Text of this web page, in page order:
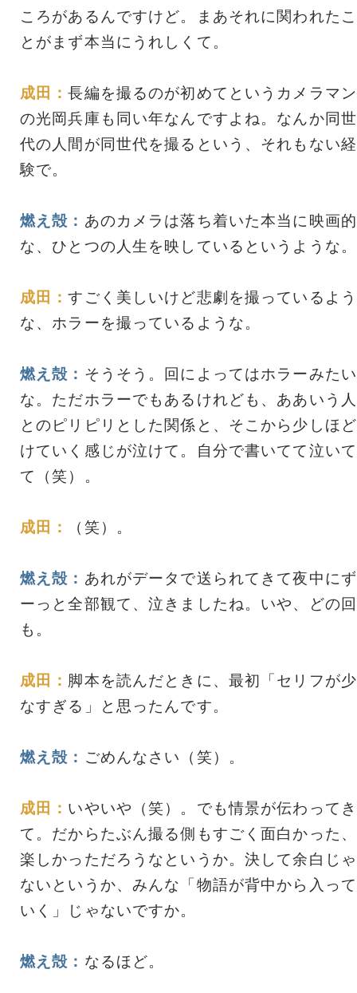
ころがあるんですけど。まあそれに関われたこ
とがまず本当にうれしくて。
成田：長編を撮るのが初めてというカメラマン
の光岡兵庫も同い年なんですよね。なんか同世
代の人間が同世代を撮るという、それもない経
験で。
燃え殻： あのカメラは落ち着いた本当に映画的
な、ひとつの人生を映しているというような。
成田：すごく美しいけど悲劇を撮っているよう
な、ホラーを撮っているような。
燃え殻： そうそう。回によってはホラーみたい
な。ただホラーでもあるけれども、ああいう人
とのピリピリとした関係と、そこから少しほど
けていく感じが泣けて。自分で書いてて泣いて
て（笑）。
成田： （笑）。
燃え殻： あれがデータで送られてきて夜中にず
ーっと全部観て、泣きましたね。いや、どの回
も。
成田： 脚本を読んだときに、最初「セリフが少
なすぎる」と思ったんです。
燃え殻： ごめんなさい（笑）。
成田： いやいや（笑）。でも情景が伝わってき
て。だからたぶん撮る側もすごく面白かった、
楽しかっただろうなというか。決して余白じゃ
ないというか、みんな「物語が背中から入って
いく」じゃないですか。
燃え殻： なるほど。